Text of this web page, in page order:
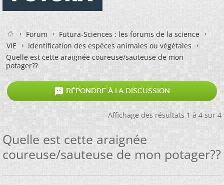
Forum
Futura-Sciences : les forums de la science
VIE
Identification des espèces animales ou végétales
Quelle est cette araignée coureuse/sauteuse de mon
potager??
 RÉPONDRE À LA DISCUSSION
Affichage des résultats 1 à 4 sur 4
Quelle est cette araignée
coureuse/sauteuse de mon potager??